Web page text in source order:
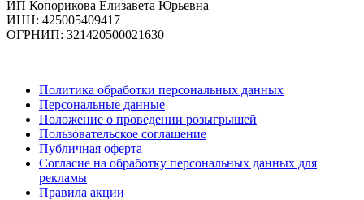
ИП Копорикова Елизавета Юрьевна
ИНН: 425005409417
ОГРНИП: 321420500021630
Политика обработки персональных данных
Персональные данные
Положение о проведении розыгрышей
Пользовательское соглашение
Публичная оферта
Согласие на обработку персональных данных для
рекламы
Правила акции